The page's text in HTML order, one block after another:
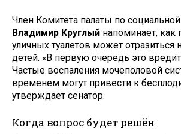
Член Комитета палаты по
Владимир Круглый напоминает, как
уличных туалетов может отразиться
детей. «В первую очередь это
Частые воспаления мочеполовой
временем могут привести к
утверждает сенатор.
Когда вопрос будет решён